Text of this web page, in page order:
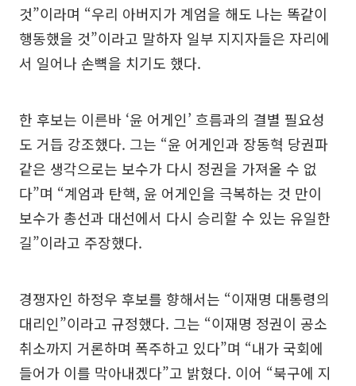
것”이라며 “우리 아버지가 계엄을 해도 나는 똑같이
행동했을 것”이라고 말하자 일부 지지자들은 자리에
서 일어나 손뼉을 치기도 했다.
한 후보는 이른바 ‘윤 어게인’ 흐름과의 결별 필요성
도 거듭 강조했다. 그는 “윤 어게인과 장동혁 당권파
같은 생각으로는 보수가 다시 정권을 가져올 수 없
다”며 “계엄과 탄핵, 윤 어게인을 극복하는 것 만이
보수가 총선과 대선에서 다시 승리할 수 있는 유일한
길”이라고 주장했다.
경쟁자인 하정우 후보를 향해서는 “이재명 대통령의
대리인”이라고 규정했다. 그는 “이재명 정권이 공소
취소까지 거론하며 폭주하고 있다”며 “내가 국회에
들어가 이를 막아내겠다”고 밝혔다. 이어 “북구에 지